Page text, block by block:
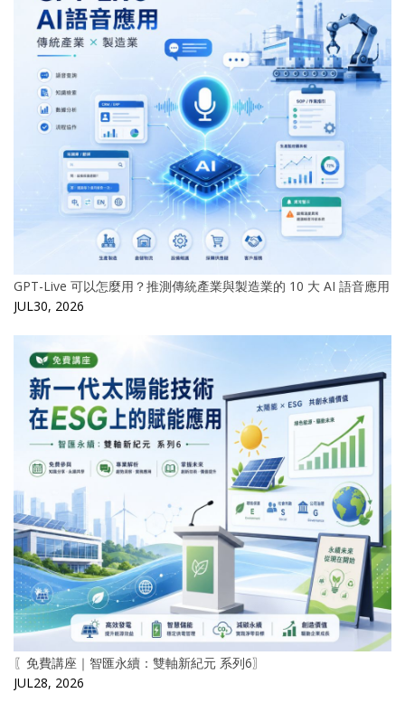
GPT-Live 可以怎麼用？推測傳統產業與製造業的 10 大 AI 語音應用
JUL30, 2026
〖免費講座｜智匯永續：雙軸新紀元 系列6〗
JUL28, 2026